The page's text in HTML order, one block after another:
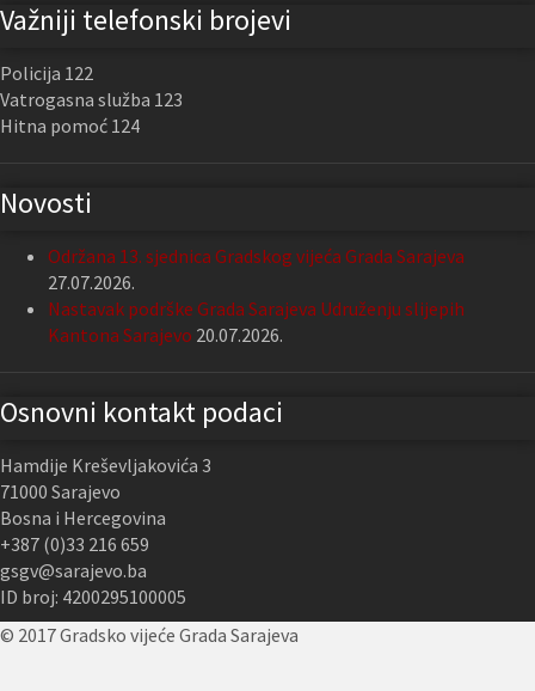
Važniji telefonski brojevi
Policija 122
Vatrogasna služba 123
Hitna pomoć 124
Novosti
Održana 13. sjednica Gradskog vijeća Grada Sarajeva
27.07.2026.
Nastavak podrške Grada Sarajeva Udruženju slijepih
Kantona Sarajevo 20.07.2026.
Osnovni kontakt podaci
Hamdije Kreševljakovića 3
71000 Sarajevo
Bosna i Hercegovina
+387 (0)33 216 659
gsgv@sarajevo.ba
ID broj: 4200295100005
© 2017 Gradsko vijeće Grada Sarajeva